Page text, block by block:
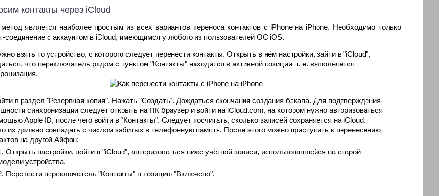
контакты через iCloud
является наиболее простым из всех вариантов переноса контактов с iPhone на iPhone. Необходимо только
соединение с аккаунтом в iCloud, имеющимся у любого из пользователей ОС iOS.
взять то устройство, с которого следует перенести контакты. Открыть в нём настройки, зайти в "iCloud",
что переключатель рядом с пунктом "Контакты" находится в активной позиции, т. е. выполняется
в раздел "Резервная копия". Нажать "Создать". Дождаться окончания создания бэкапа. Для подтверждения
синхронизации следует открыть на ПК браузер и войти на iCloud.com, на котором нужно авторизоваться
Apple ID, после чего войти в "Контакты". Следует посчитать, сколько записей сохраняется на iCloud.
их должно совпадать с числом забитых в телефонную память. После этого можно приступить к перенесению
на другой Айфон:
Открыть настройки, войти в "iCloud", авторизоваться ниже учётной записи, использовавшейся на старой
устройства.
Перевести переключатель "Контакты" в позицию "Включено".